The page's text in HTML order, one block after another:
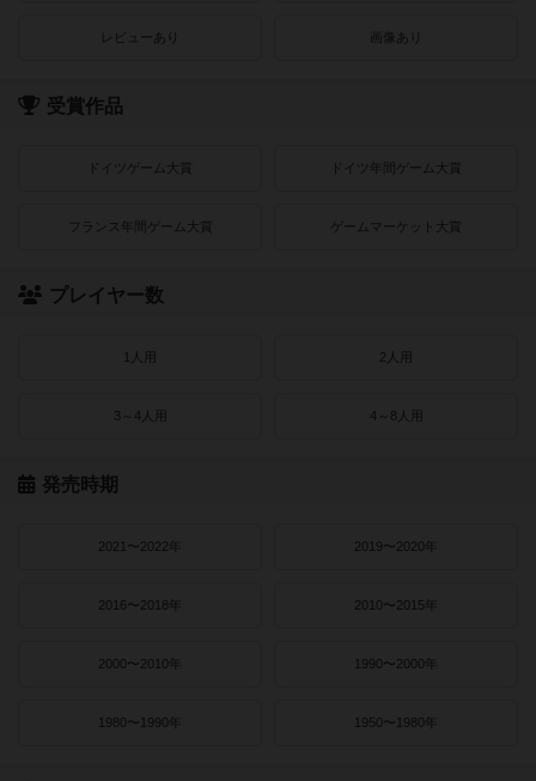
レビューあり 画像あり
受賞作品
ドイツゲーム大賞 ドイツ年間ゲーム大賞
フランス年間ゲーム大賞 ゲームマーケット大賞
プレイヤー数
1人用 2人用
3～4人用 4～8人用
発売時期
2021〜2022年 2019〜2020年
2016〜2018年 2010〜2015年
2000〜2010年 1990〜2000年
1980〜1990年 1950〜1980年